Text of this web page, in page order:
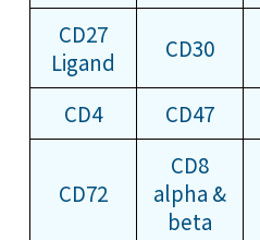
CD27
Ligand
CD30
CD4 CD47
CD72
CD8
alpha &
beta